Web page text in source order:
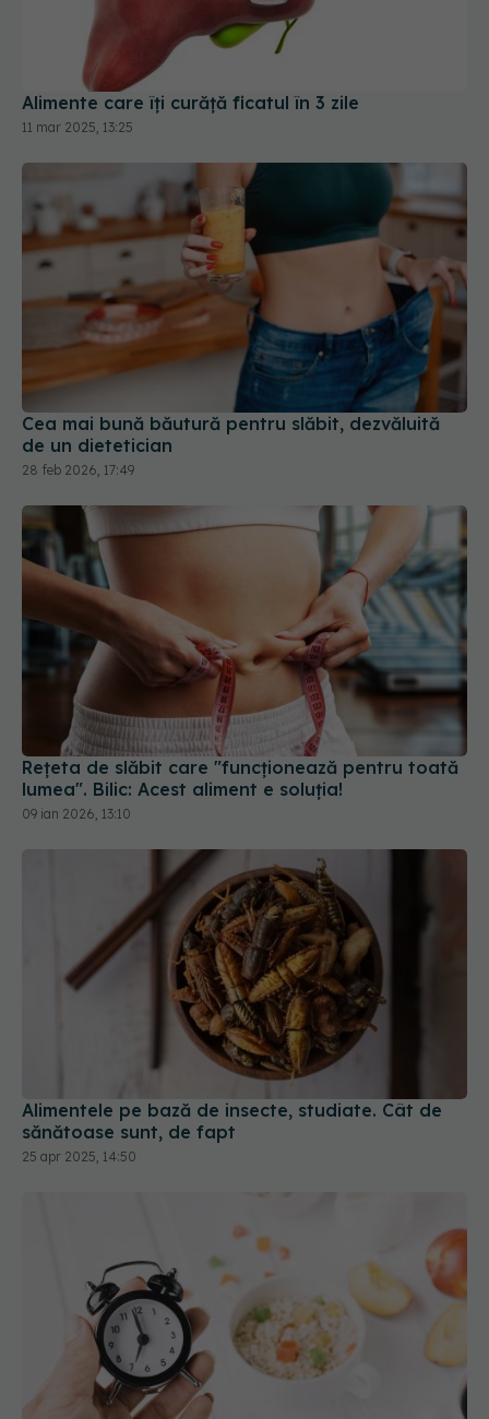
Alimente care îți curăță ficatul în 3 zile
11 mar 2025, 13:25
Cea mai bună băutură pentru slăbit, dezvăluită
de un dietetician
28 feb 2026, 17:49
Rețeta de slăbit care "funcționează pentru toată
lumea". Bilic: Acest aliment e soluția!
09 ian 2026, 13:10
Alimentele pe bază de insecte, studiate. Cât de
sănătoase sunt, de fapt
25 apr 2025, 14:50